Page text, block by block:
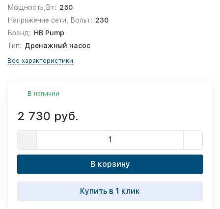
Мощность,Вт: 250
Напряжение сети, Вольт: 230
Бренд: HB Pump
Тип: Дренажный насос
Все характеристики
В наличии
2 730 руб.
В корзину
Купить в 1 клик